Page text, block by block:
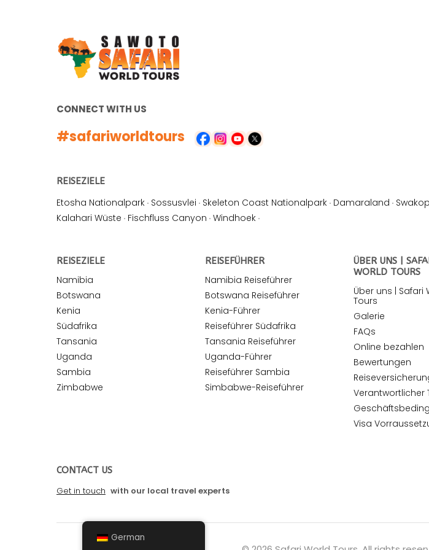
CONNECT WITH US
#safariworldtours
REISEZIELE
Etosha Nationalpark · Sossusvlei · Skeleton Coast Nationalpark · Damaraland ·
Kalahari Wüste · Fischfluss Canyon · Windhoek ·
REISEZIELE
Namibia
Botswana
Kenia
Südafrika
Tansania
Uganda
Sambia
Zimbabwe
REISEFÜHRER
Namibia Reiseführer
Botswana Reiseführer
Kenia-Führer
Reiseführer Südafrika
Tansania Reiseführer
Uganda-Führer
Reiseführer Sambia
Simbabwe-Reiseführer
ÜBER UNS |
WORLD TOURS
Über uns | Safari
Tours
Galerie
FAQs
Online bezahlen
Bewertungen
Verantwortlicher
Visa
CONTACT US
Get in touch with our local travel experts
German